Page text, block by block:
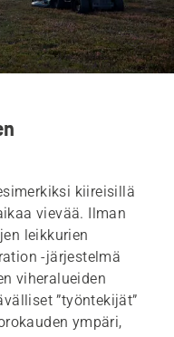
kiireisillä
vievää. Ilman
leikkurien
-järjestelmä
viheralueiden
”työntekijät”
ympäri,